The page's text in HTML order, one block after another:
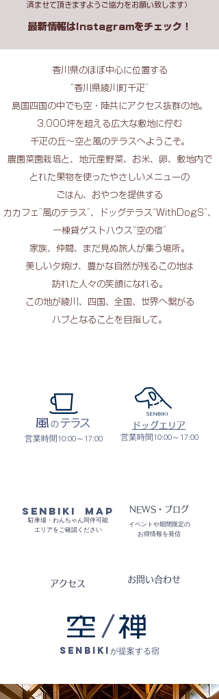
済ませて頂きますようご協力をお願い致します）
​最新情報はInstagramをチェック！
香川県のほぼ中心に位置する
“香川県綾川町千疋”
島国四国の中でも空・陸共にアクセス抜群の地。
3,000坪を超える広大な敷地に佇む
千疋の丘〜空と風のテラスへようこそ。
農園菜園栽培と、地元産野菜、お米、卵、敷地内で
とれた果物を使ったやさしいメニューの
ごはん、おやつを提供する
カカフェ”風のテラス”、ドッグテラス“WithDogS”、
一棟貸ゲストハウス“空の宿”
家族、仲間、まだ見ぬ旅人が集う場所。
美しい夕焼け、豊かな自然が残るこの地は
訪れた人々の笑顔になれる。
この地が綾川、四国、全国、世界へ繋がる
ハブとなることを目指して。
​営業時間10:00～17:00
​SENBIKI MAP
駐車場・わんちゃん同伴可能
エリアをご確認ください​
​アクセス
​ドッグエリア
営業時間10:00～17:00
​NEWS・ブログ
イベントや期間限定の
お得情報を発信
お問い合わせ
​SENBIKIが提案する宿